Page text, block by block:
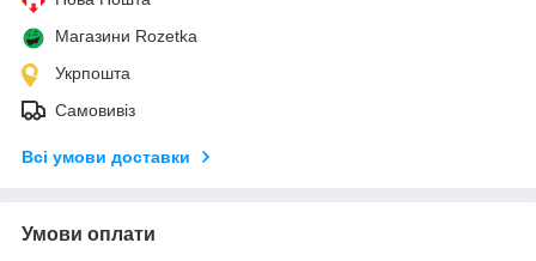
Магазини Rozetka
Укрпошта
Самовивіз
Всі умови доставки
Умови оплати